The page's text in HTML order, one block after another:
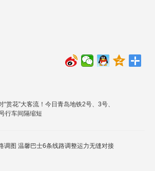
“赏花”大客流！今日青岛地铁2号、3号、
行车间隔缩短
调图 温馨巴士6条线路调整运力无缝对接